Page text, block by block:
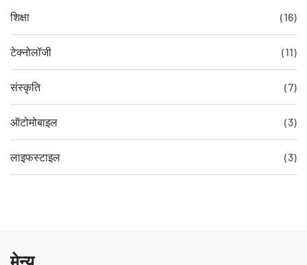
शिक्षा (16)
टेक्नोलॉजी (11)
संस्कृति (7)
ऑटोमोबाइल (3)
लाइफस्टाइल (3)